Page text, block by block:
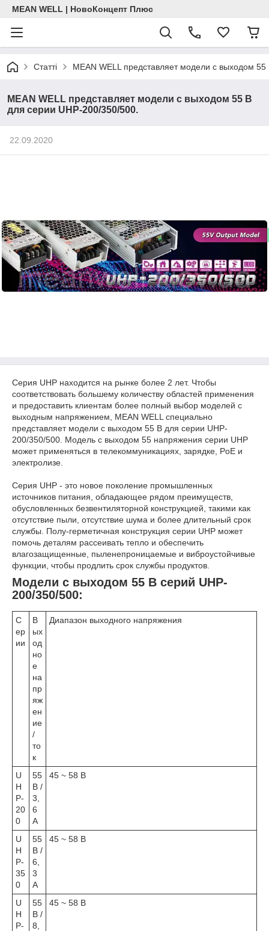
MEAN WELL | НовоКонцепт Плюс
Статті MEAN WELL представляет модели с выходом
MEAN WELL представляет модели с выходом 55 В
для серии UHP-200/350/500.
22.09.2020
Серия UHP находится на рынке более 2 лет. Чтобы
соответствовать большему количеству областей применения
и предоставить клиентам более полный выбор моделей с
выходным напряжением, MEAN WELL специально
представляет модели с выходом 55 В для серии UHP-
200/350/500. Модель с выходом 55 напряжения серии UHP
может применяться в телекоммуникациях, зарядке, PoE и
электролизе.
Серия UHP - это новое поколение промышленных
источников питания, обладающее рядом преимуществ,
обусловленных безвентиляторной конструкцией, такими как
отсутствие пыли, отсутствие шума и более длительный срок
службы. Полу-герметичная конструкция серии UHP может
помочь деталям рассеивать тепло и обеспечить
влагозащищенные, пыленепроницаемые и виброустойчивые
функции, чтобы продлить срок службы продуктов.
Модели с выходом 55 В серий UHP-
200/350/500:
С
ер
ии
В
ых
од
но
е
на
пр
яж
ен
ие
/
то
к
Диапазон выходного напряжения
U
H
P-
20
0
55
В /
3,
6
А
45 ~ 58 В
U
H
P-
35
0
55
В /
6,
3
А
45 ~ 58 В
U
H
P-
55
В /
8,
45 ~ 58 В